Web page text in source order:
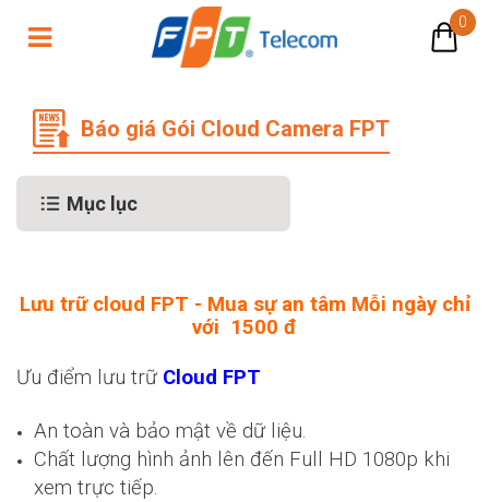
0
Báo giá Gói Cloud Camera FPT
Mục lục
Lưu trữ cloud FPT - Mua sự an tâm Mỗi ngày chỉ
với 1500 đ
Ưu điểm lưu trữ Cloud FPT
An toàn và bảo mật về dữ liệu.
Chất lượng hình ảnh lên đến Full HD 1080p khi
xem trực tiếp.